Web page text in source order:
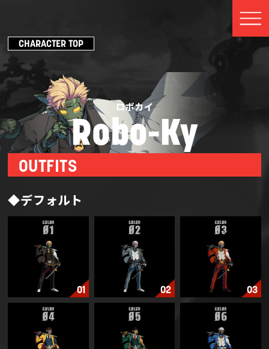
CHARACTER TOP
ロボカイ
Robo-Ky
OUTFITS
◆デフォルト
01 02 03